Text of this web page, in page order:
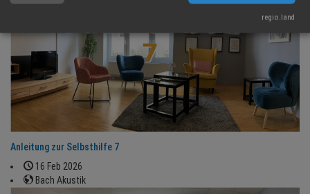
Anleitung zur Selbsthilfe 7
16 Feb 2026
Bach Akustik
regio.land